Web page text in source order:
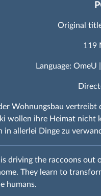
Original
119
Language: OmeU
Wohnungsbau vertreibt
wollen ihre Heimat
in allerlei Dinge zu
driving the raccoons out
They learn to
humans.